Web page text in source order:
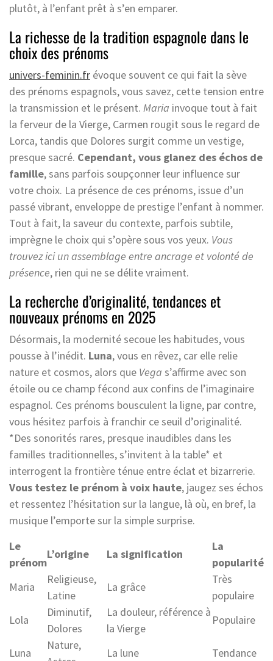
plutôt, à l’enfant prêt à s’en emparer.
La richesse de la tradition espagnole dans le
choix des prénoms
univers-feminin.fr évoque souvent ce qui fait la sève
des prénoms espagnols, vous savez, cette tension entre
la transmission et le présent. Maria invoque tout à fait
la ferveur de la Vierge, Carmen rougit sous le regard de
Lorca, tandis que Dolores surgit comme un vestige,
presque sacré. Cependant, vous glanez des échos de
famille, sans parfois soupçonner leur influence sur
votre choix. La présence de ces prénoms, issue d’un
passé vibrant, enveloppe de prestige l’enfant à nommer.
Tout à fait, la saveur du contexte, parfois subtile,
imprègne le choix qui s’opère sous vos yeux. Vous
trouvez ici un assemblage entre ancrage et volonté de
présence, rien qui ne se délite vraiment.
La recherche d’originalité, tendances et
nouveaux prénoms en 2025
Désormais, la modernité secoue les habitudes, vous
pousse à l’inédit. Luna, vous en rêvez, car elle relie
nature et cosmos, alors que Vega s’affirme avec son
étoile ou ce champ fécond aux confins de l’imaginaire
espagnol. Ces prénoms bousculent la ligne, par contre,
vous hésitez parfois à franchir ce seuil d’originalité.
*Des sonorités rares, presque inaudibles dans les
familles traditionnelles, s’invitent à la table* et
interrogent la frontière ténue entre éclat et bizarrerie.
Vous testez le prénom à voix haute, jaugez ses échos
et ressentez l’hésitation sur la langue, là où, en bref, la
musique l’emporte sur la simple surprise.
Le
prénom
L’origine La signification
La
popularité
Maria
Religieuse,
Latine
La grâce
Très
populaire
Lola
Diminutif,
Dolores
La douleur, référence à
la Vierge
Populaire
Luna
Nature,
La lune Tendance